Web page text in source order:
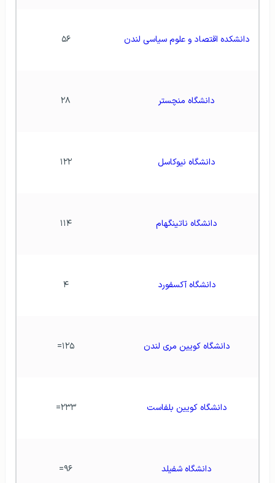
دانشکده اقتصاد و علوم سیاسی لندن ۵۶
دانشگاه منچستر ۲۸
دانشگاه نیوکاسل ۱۲۲
دانشگاه ناتینگهام ۱۱۴
دانشگاه آکسفورد ۴
دانشگاه کویین مری لندن ۱۲۵=
دانشگاه کویین بلفاست ۲۳۳=
دانشگاه شفیلد ۹۶=